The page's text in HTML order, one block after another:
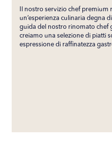
Il nostro servizio chef premium
un’esperienza culinaria degna
guida del nostro rinomato chef
creiamo una selezione di piatti
espressione di raffinatezza